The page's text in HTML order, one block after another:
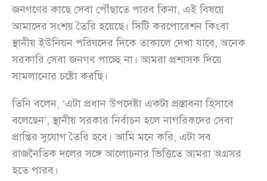
জনগণের কাছে সেবা পৌঁছাতে পারব কিনা, এই বিষয়ে
আমাদের সংশয় তৈরি হয়েছে। সিটি করপোরেশন কিংবা
স্থানীয় ইউনিয়ন পরিষদের দিকে তাকালে দেখা যাবে, অনেক
সরকারি সেবা জনগণ পাচ্ছে না। আমরা প্রশাসক দিয়ে
সামলানোর চষ্টো করছি।
তিনি বলেন, ‘এটা প্রধান উপদেষ্টা একটা প্রস্তাবনা হিসাবে
বলেছেন’, স্থানীয় সরকার নির্বাচন হলে নাগরিকদের সেবা
প্রাপ্তির সুযোগ তৈরি হবে। আমি মনে করি, এটা সব
রাজনৈতিক দলের সঙ্গে আলোচনার ভিত্তিতে আমরা অগ্রসর
হতে পারব।